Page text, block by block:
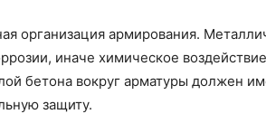
организация армирования.
иначе химическое
бетона вокруг арматуры должен
защиту.